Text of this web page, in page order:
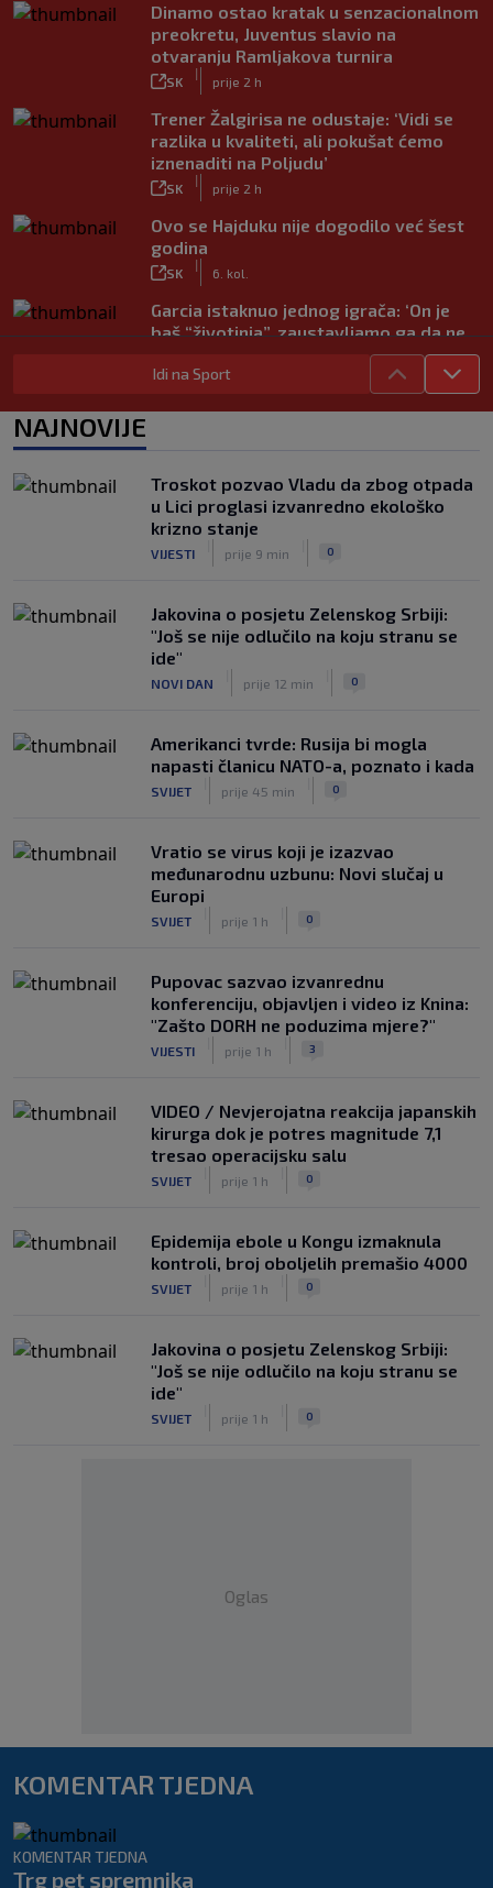
Dinamo ostao kratak u senzacionalnom
preokretu, Juventus slavio na
otvaranju Ramljakova turnira
SK
|
prije 2 h
Trener Žalgirisa ne odustaje: ‘Vidi se
razlika u kvaliteti, ali pokušat ćemo
iznenaditi na Poljudu’
SK
|
prije 2 h
Ovo se Hajduku nije dogodilo već šest
godina
SK
|
6. kol.
Garcia istaknuo jednog igrača: ‘On je
baš “životinja”, zaustavljamo ga da ne
SK
|
6. kol.
Junak riječke pobjede priznao: ‘Nisam
SK 6. kol.
Pajaziti: Pokušat ćemo biti bolji protiv
Istre
|
6. kol.
Idi na Sport
NAJNOVIJE
Troskot pozvao Vladu da zbog otpada
u Lici proglasi izvanredno ekološko
krizno stanje
VIJESTI prije 9 min 0
Jakovina o posjetu Zelenskog Srbiji:
"Još se nije odlučilo na koju stranu se
ide"
NOVI DAN prije 12 min 0
Amerikanci tvrde: Rusija bi mogla
napasti članicu NATO-a, poznato i kada
SVIJET prije 45 min 0
Vratio se virus koji je izazvao
međunarodnu uzbunu: Novi slučaj u
Europi
SVIJET prije 1 h 0
Pupovac sazvao izvanrednu
konferenciju, objavljen i video iz Knina:
"Zašto DORH ne poduzima mjere?"
VIJESTI prije 1 h 3
VIDEO / Nevjerojatna reakcija japanskih
kirurga dok je potres magnitude 7,1
tresao operacijsku salu
SVIJET prije 1 h 0
Epidemija ebole u Kongu izmaknula
kontroli, broj oboljelih premašio 4000
SVIJET prije 1 h 0
Jakovina o posjetu Zelenskog Srbiji:
"Još se nije odlučilo na koju stranu se
ide"
SVIJET prije 1 h 0
Oglas
KOMENTAR TJEDNA
KOMENTAR TJEDNA
Trg pet spremnika